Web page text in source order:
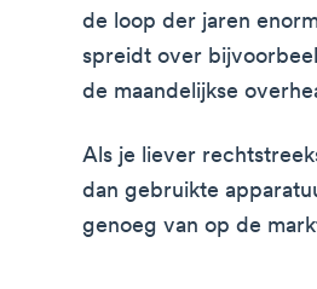
de loop der jaren
spreidt over
de maandelijkse
Als je liever
dan gebruikte
genoeg van op de